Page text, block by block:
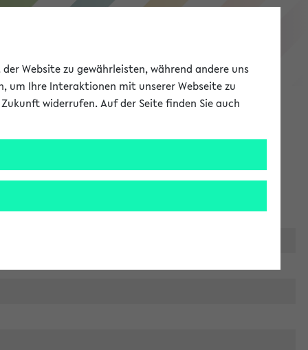
eKVV
Website zu gewährleisten, während andere uns
um Ihre Interaktionen mit unserer Webseite zu
widerrufen. Auf der Seite finden Sie auch